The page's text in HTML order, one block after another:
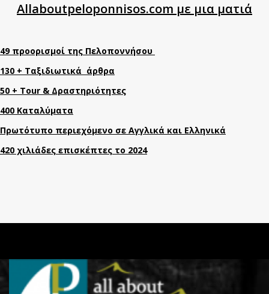
Allaboutpeloponnisos.com με μια ματιά
49 προορισμοί της Πελοποννήσου
130 + Ταξιδιωτικά άρθρα
50 + Tour & Δραστηριότητες
400 Καταλύματα
Πρωτότυπο περιεχόμενο σε Αγγλικά και Ελληνικά
420 χιλιάδες επισκέπτες το 2024